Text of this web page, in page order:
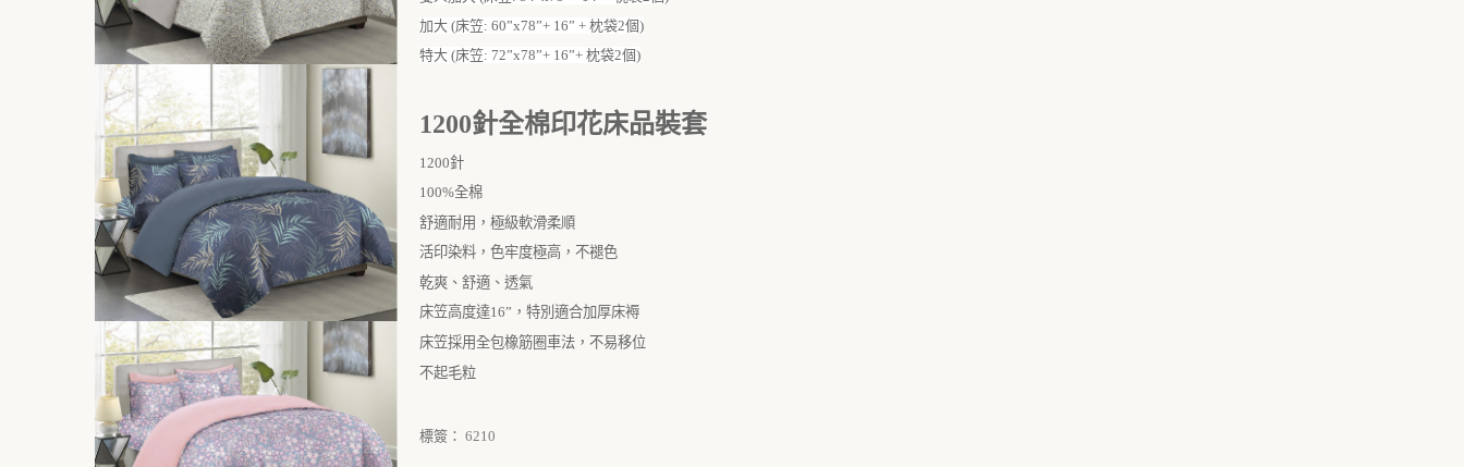
加大 (床笠: 60”x78”+ 16” + 枕袋2個)
特大 (床笠: 72”x78”+ 16”+ 枕袋2個)
1200針全棉印花床品裝套
1200針
100%全棉
舒適耐用，極級軟滑柔順
活印染料，色牢度極高，不褪色
乾爽、舒適、透氣
床笠高度達16” ，特別適合加厚床褥
床笠採用全包橡筋圈車法，不易移位
不起毛粒
標簽： 6210